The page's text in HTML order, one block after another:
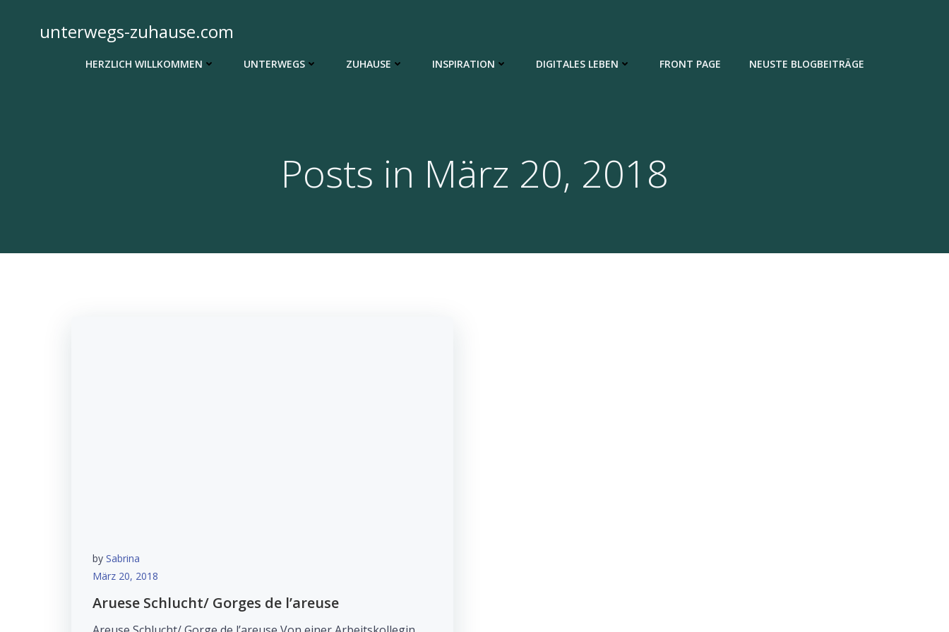
springenunterwegs-zuhause.com
HERZLICH WILLKOMMEN UNTERWEGS ZUHAUSE INSPIRATION DIGITALES LEBEN FRONT PAGE NEUSTE BLOGBEITRÄGE
Posts in März 20, 2018
by Sabrina
März 20, 2018
Aruese Schlucht/ Gorges de l’areuse